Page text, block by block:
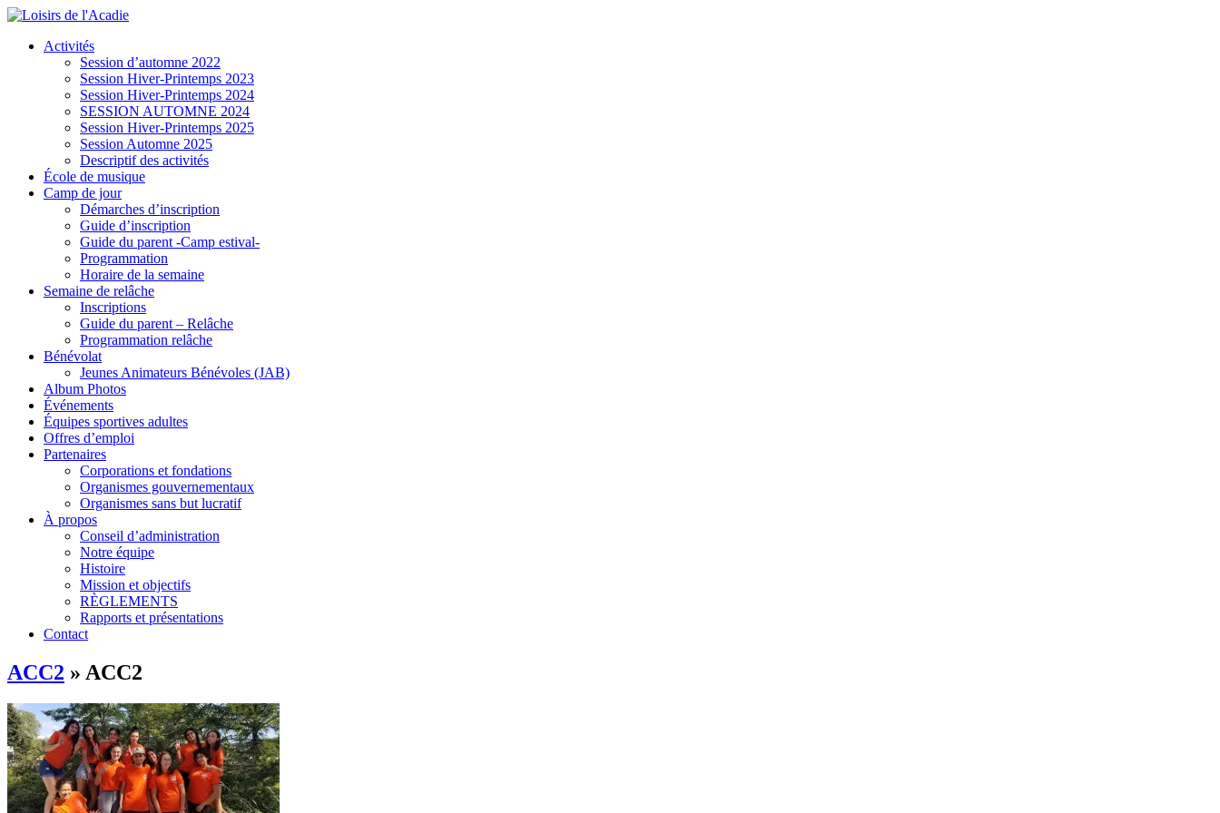
Activités
Session d’automne 2022
Session Hiver-Printemps 2023
Session Hiver-Printemps 2024
SESSION AUTOMNE 2024
Session Hiver-Printemps 2025
Session Automne 2025
Descriptif des activités
École de musique
Camp de jour
Démarches d’inscription
Guide d’inscription
Guide du parent -Camp estival-
Programmation
Horaire de la semaine
Semaine de relâche
Inscriptions
Guide du parent – Relâche
Programmation relâche
Bénévolat
Jeunes Animateurs Bénévoles (JAB)
Album Photos
Événements
Équipes sportives adultes
Offres d’emploi
Partenaires
Corporations et fondations
Organismes gouvernementaux
Organismes sans but lucratif
À propos
Conseil d’administration
Notre équipe
Histoire
Mission et objectifs
RÈGLEMENTS
Rapports et présentations
Contact
ACC2 » ACC2